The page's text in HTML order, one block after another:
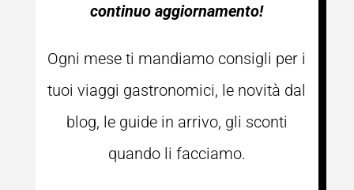
continuo aggiornamento!
Ogni mese ti mandiamo consigli per i
tuoi viaggi gastronomici, le novità dal
blog, le guide in arrivo, gli sconti
quando li facciamo.